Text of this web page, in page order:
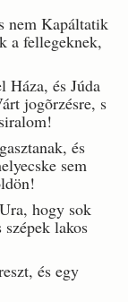
nem Kapáltatik
a fellegeknek,
Háza, és Júda
jogõrzésre, s
és
sem
hogy sok
szépek lakos
és egy